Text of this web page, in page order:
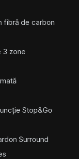
fibră de carbon
3 zone
Stop&Go
Surround